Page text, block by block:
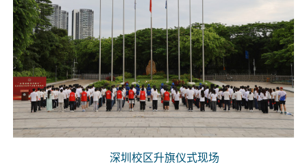
深圳校区升旗仪式现场